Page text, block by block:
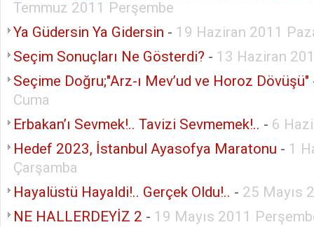
Temmuz 2011 Perşembe
Ya Güdersin Ya Gidersin - 19 Haziran 2011
Seçim Sonuçları Ne Gösterdi? - 13 Haziran
Seçime Doğru;"Arz-ı Mev’ud ve Horoz Dövüşü"
Cuma
Erbakan’ı Sevmek!.. Tavizi Sevmemek!.. - 6
Hedef 2023, İstanbul Ayasofya Maratonu - 1
Çarşamba
Hayalüstü Hayaldi!.. Gerçek Oldu!.. - 25 Mayıs
NE HALLERDEYİZ 2 - 19 Mayıs 2011